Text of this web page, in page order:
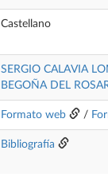
Castellano
SERGIO CALAVIA
BEGOÑA DEL
Formato web /
Bibliografía